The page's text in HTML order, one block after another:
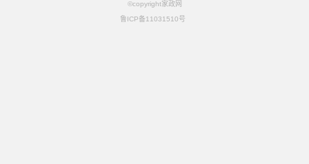
©copyright家政网
鲁ICP备11031510号